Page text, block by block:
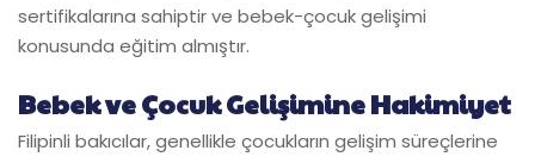
sertifikalarına sahiptir ve bebek-çocuk gelişimi
konusunda eğitim almıştır.
Bebek ve Çocuk Gelişimine Hakimiyet
Filipinli bakıcılar, genellikle çocukların gelişim süreçlerine